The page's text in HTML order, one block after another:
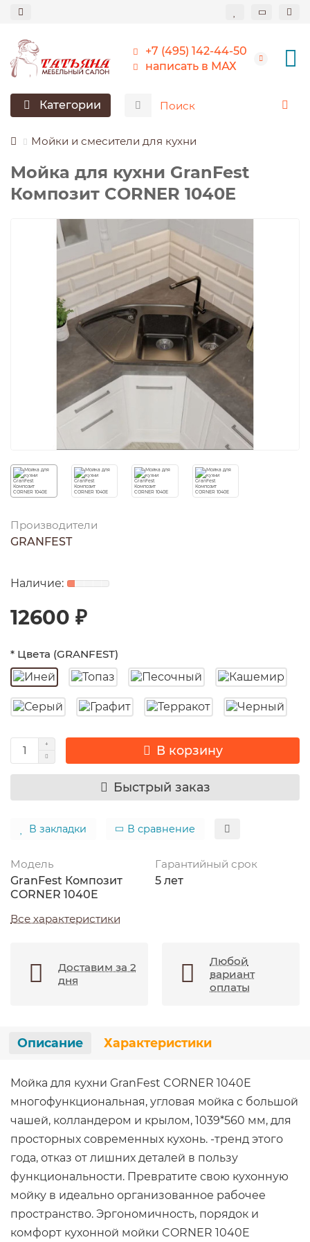
+7 (495) 142-44-50
написать в МАХ
Категории
Мойки и смесители для кухни
Мойка для кухни GranFest
Композит CORNER 1040E
Производители
GRANFEST
12600 ₽
* Цвета (GRANFEST)
В корзину
Быстрый заказ
В закладки В сравнение
Модель
GranFest Композит
CORNER 1040E
Гарантийный срок
5 лет
Все характеристики
Доставим за 2
дня
Любой
вариант
оплаты
Описание Характеристики
Мойка для кухни GranFest CORNER 1040E
многофункциональная, угловая мойка с большой
чашей, колландером и крылом, 1039*560 мм, для
просторных современных кухонь. -тренд этого
года, отказ от лишних деталей в пользу
функциональности. Превратите свою кухонную
мойку в идеально организованное рабочее
пространство. Эргономичность, порядок и
комфорт кухонной мойки CORNER 1040E